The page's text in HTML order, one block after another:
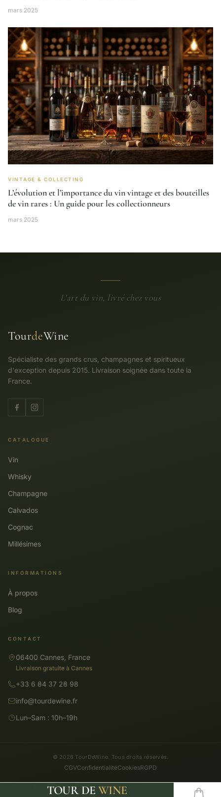
mars 2025
VINTAGE & COLLECTING
L’évolution et l’importance du vin vintage et des bouteilles
de vin rares : Un guide pour les collectionneurs
mars 2025
L'art du vin, livré chez vous
TourdeWine
Spécialiste des grands crus, champagnes et spiritueux
d'exception depuis 2015. Livraison soignée dans toute la
France.
CATALOGUE
Vin
Whisky
Champagne
Calvados
Cognac
Millésimes
INFORMATIONS
À propos
Blog
CONTACT
06400 Cannes, France
Livraison gratuite à Cannes
+33 6 84 37 28 98
info@tourdewine.fr
Lun–Sam : 10h–19h
© 2026 TourDeWine. Tous droits réservés.
CGVConfidentialitéCookiesRGPD
TOUR DE WINE